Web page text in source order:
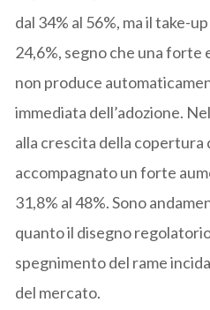
dal 34% al 56%, ma il take-
24,6%, segno che una forte
non produce
immediata dell’adozione.
alla crescita della copertura
accompagnato un forte
31,8% al 48%. Sono
quanto il disegno
spegnimento del rame
del mercato.